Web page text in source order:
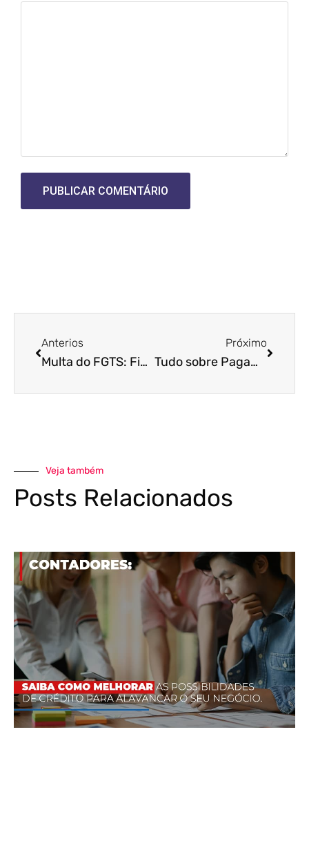
Anterios
Multa do FGTS: Fique atento as últimas mudanças
Próximo
Tudo sobre Pagamento de Funcionários no Período de Pandemia
Veja também
Posts Relacionados